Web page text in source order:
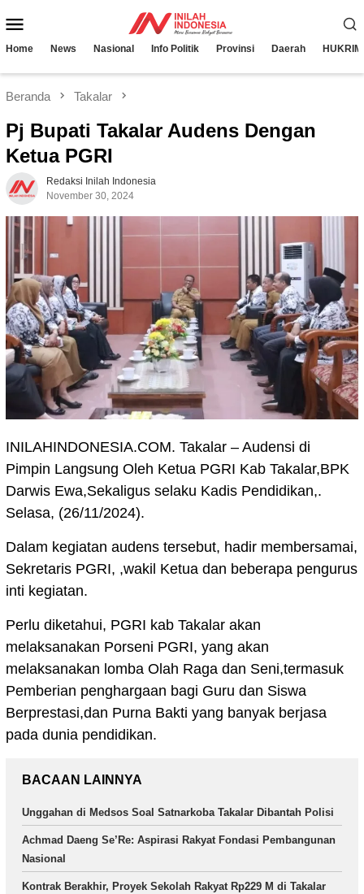
ke
Mobile
Home News Nasional Info Politik Provinsi Daerah HUKRIM
Beranda Takalar
Pj Bupati Takalar Audens Dengan
Ketua PGRI
Redaksi Inilah Indonesia
November 30, 2024
INILAHINDONESIA.COM. Takalar – Audensi di
Pimpin Langsung Oleh Ketua PGRI Kab Takalar,BPK
Darwis Ewa,Sekaligus selaku Kadis Pendidikan,.
Selasa, (26/11/2024).
Dalam kegiatan audens tersebut, hadir membersamai,
Sekretaris PGRI, ,wakil Ketua dan beberapa pengurus
inti kegiatan.
Perlu diketahui, PGRI kab Takalar akan
melaksanakan Porseni PGRI, yang akan
melaksanakan lomba Olah Raga dan Seni,termasuk
Pemberian penghargaan bagi Guru dan Siswa
Berprestasi,dan Purna Bakti yang banyak berjasa
pada dunia pendidikan.
BACAAN LAINNYA
Unggahan di Medsos Soal Satnarkoba Takalar Dibantah Polisi
Achmad Daeng Se’Re: Aspirasi Rakyat Fondasi Pembangunan
Nasional
Kontrak Berakhir, Proyek Sekolah Rakyat Rp229 M di Takalar